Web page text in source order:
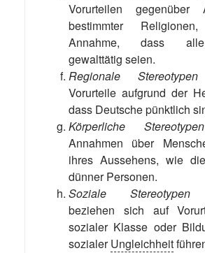
Vorurteilen gegenüber
bestimmter
Annahme, dass
gewalttätig seien.
Regionale Stereotypen
Vorurteile aufgrund der
dass Deutsche pünktlich
Körperliche Stereotypen
Annahmen über
ihres Aussehens, wie
dünner Personen.
Soziale Stereotypen
beziehen sich auf
sozialer Klasse oder
sozialerUngleichheit